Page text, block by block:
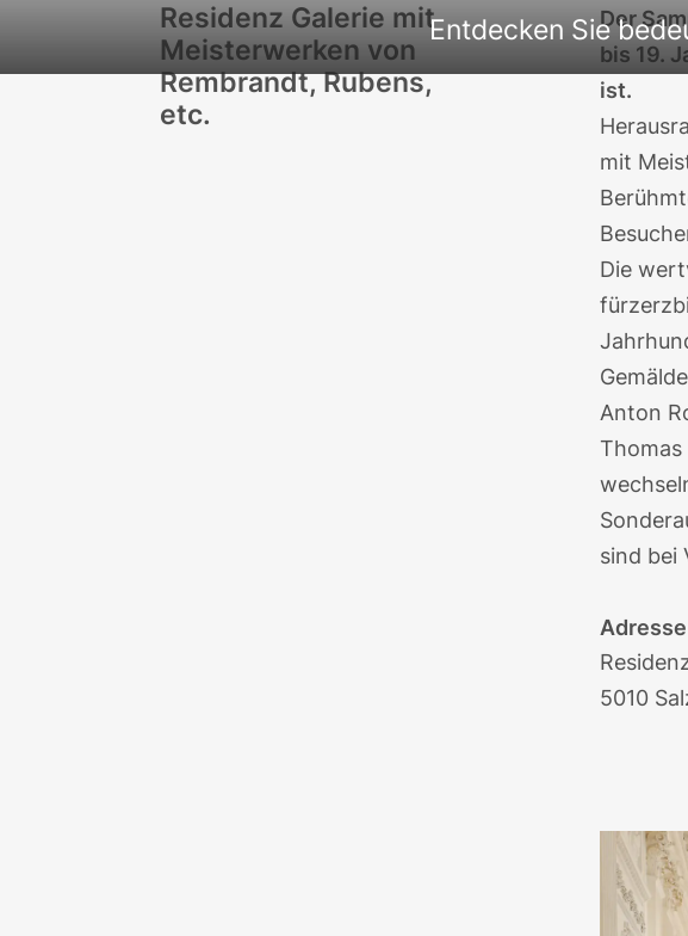
Entdecken Sie
Residenz Galerie mit
Meisterwerken von
Rembrandt, Rubens,
etc.
Der
bis 19.
ist.
mit
Die
Anton
sind bei
Adresse
5010